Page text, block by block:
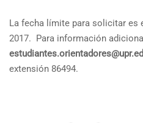
La fecha límite para solicitar es
2017. Para información
extensión 86494.